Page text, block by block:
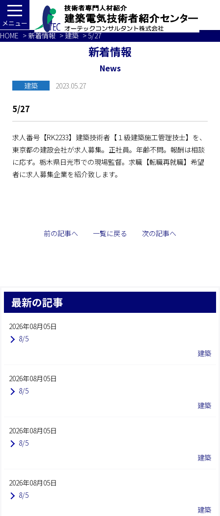
メニュー
HOME > 新着情報 >建築 > 5/27
新着情報
News
建築 2023.05.27
5/27
求人番号【RK2233】建築技術者【１級建築施工管理技士】を、
東京都の建設会社が求人募集。正社員。年齢不問。報酬は相談
に応ず。栃木県日光市での現場監督。求職【転職再就職】希望
者に求人募集企業を紹介致します。
前の記事へ 一覧に戻る 次の記事へ
最新の記事
2026年08月05日
8/5
建築
2026年08月05日
8/5
建築
2026年08月05日
8/5
建築
2026年08月05日
8/5
建築